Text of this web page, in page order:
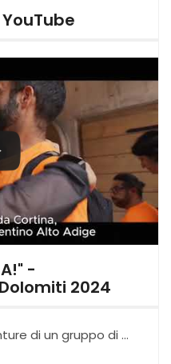
-
2024
di un gruppo di …